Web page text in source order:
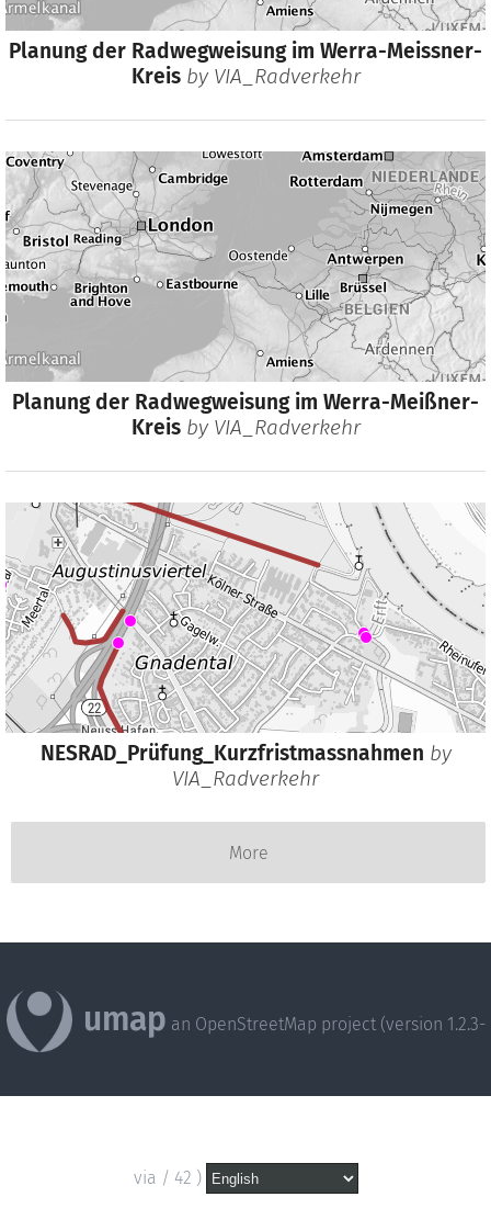
Planung der Radwegweisung im Werra-Meissner-
Kreis by VIA_Radverkehr
Planung der Radwegweisung im Werra-Meißner-
Kreis by VIA_Radverkehr
NESRAD_Prüfung_Kurzfristmassnahmen by
VIA_Radverkehr
More
umap an OpenStreetMap project (version 1.2.3-
via / 42 )